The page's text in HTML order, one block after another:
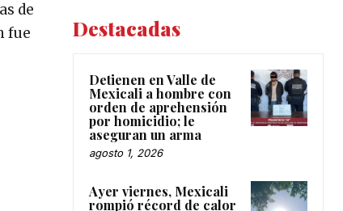
de
fue
Destacadas
Detienen en Valle de
Mexicali a hombre con
orden de aprehensión
por homicidio; le
aseguran un arma
agosto 1, 2026
Ayer viernes, Mexicali
rompió récord de calor